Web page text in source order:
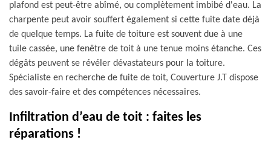
plafond est peut-être abîmé, ou complètement imbibé d'eau. La
charpente peut avoir souffert également si cette fuite date déjà
de quelque temps. La fuite de toiture est souvent due à une
tuile cassée, une fenêtre de toit à une tenue moins étanche. Ces
dégâts peuvent se révéler dévastateurs pour la toiture.
Spécialiste en recherche de fuite de toit, Couverture J.T dispose
des savoir-faire et des compétences nécessaires.
Infiltration d’eau de toit : faites les
réparations !